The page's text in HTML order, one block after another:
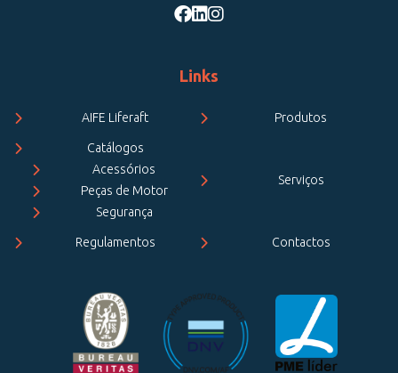
Links
AIFE Liferaft Produtos
Catálogos
Acessórios
Peças de Motor
Segurança
Serviços
Regulamentos Contactos